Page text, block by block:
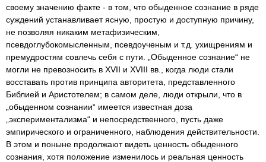
своему значению факте - в том, что обыденное сознание в ряде
суждений устанавливает ясную, простую и доступную причину,
не позволяя никаким метафизическим,
псевдоглубокомысленным, псевдоученым и т.д. ухищрениям и
премудростям совлечь себя с пути. „Обыденное сознание“ не
могли не превозносить в XVII и XVIII вв., когда люди стали
восставать против принципа авторитета, представленного
Библией и Аристотелем; в самом деле, люди открыли, что в
„обыденном сознании“ имеется известная доза
„экспериментализма“ и непосредственного, пусть даже
эмпирического и ограниченного, наблюдения действительности.
В этом и поныне продолжают видеть ценность обыденного
сознания, хотя положение изменилось и реальная ценность